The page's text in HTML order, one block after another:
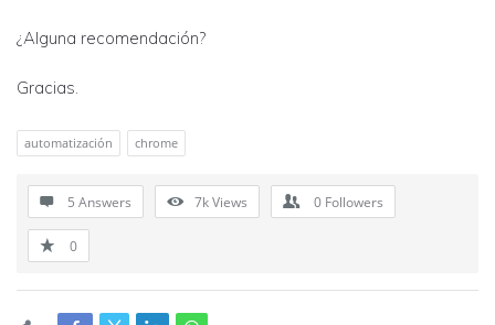
¿Alguna recomendación?
Gracias.
automatización chrome
5 Answers 7kViews 0 Followers
0